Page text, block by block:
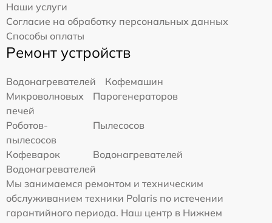
Наши услуги
Согласие на обработку персональных данных
Способы оплаты
Ремонт устройств
Водонагревателей
Кофемашин
Микроволновых
печей
Парогенераторов
Роботов-
пылесосов
Пылесосов
Кофеварок
Водонагревателей
Водонагревателей
Мы занимаемся ремонтом и техническим
обслуживанием техники Polaris по истечении
гарантийного периода. Наш центр в Нижнем